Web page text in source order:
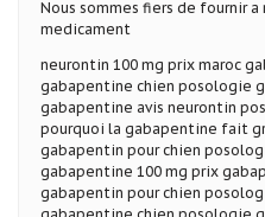
Nous sommes fiers de fournir
medicament
neurontin 100 mg prix maroc
gabapentine chien posologie
gabapentine avis neurontin
pourquoi la gabapentine fait
gabapentin pour chien
gabapentine 100 mg prix
gabapentin pour chien